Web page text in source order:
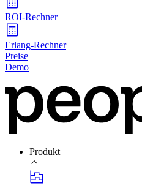
ROI-Rechner
Erlang-Rechner
Preise
Demo
Produkt